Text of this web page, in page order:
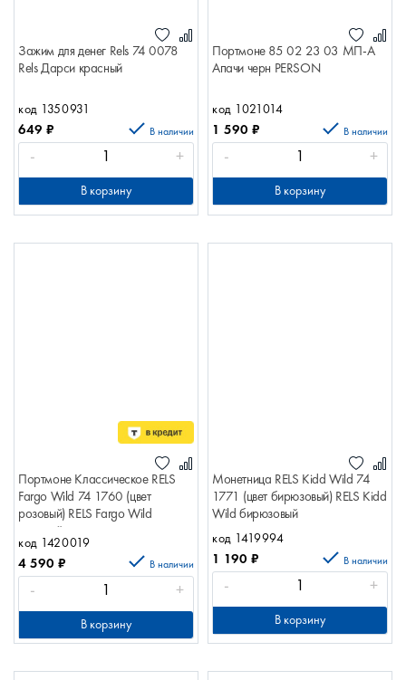
Зажим для денег Rels 74 0078
Rels Дарси красный
код 1350931
649 ₽ В наличии
- +
В корзину
Портмоне 85 02 23 03 МП-А
Апачи черн PERSON
код 1021014
1 590 ₽ В наличии
- +
В корзину
Портмоне Классическое RELS
Fargo Wild 74 1760 (цвет
розовый) RELS Fargo Wild
розовый
код 1420019
4 590 ₽ В наличии
- +
В корзину
Монетница RELS Kidd Wild 74
1771 (цвет бирюзовый) RELS Kidd
Wild бирюзовый
код 1419994
1 190 ₽ В наличии
- +
В корзину